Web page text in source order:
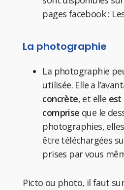
pages facebook :
La photographie
La photographie
utilisée. Elle a
concrète, et elle est
comprise que le
photographies,
être téléchargées
prises par vous
Picto ou photo, il faut